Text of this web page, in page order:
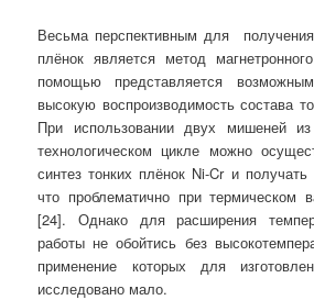
Весьма перспективным для получения
плёнок является метод
помощью представляется
высокую воспроизводимость состава
При использовании двух мишеней
технологическом цикле можно
синтез тонких плёнок Ni-Cr и
что проблематично при термическом
[24]. Однако для расширения
работы не обойтись без
применение которых для
исследовано мало.